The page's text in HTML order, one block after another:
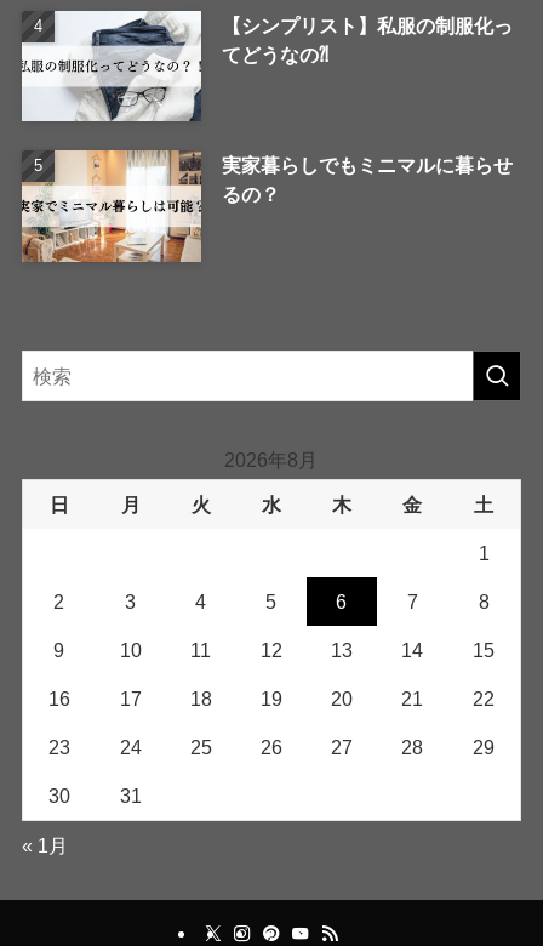
【シンプリスト】私服の制服化っ
てどうなの⁈
実家暮らしでもミニマルに暮らせ
るの？
2026年8月
日 月 火 水 木 金 土
1
2 3 4 5 6 7 8
9 10 11 12 13 14 15
16 17 18 19 20 21 22
23 24 25 26 27 28 29
30 31
« 1月